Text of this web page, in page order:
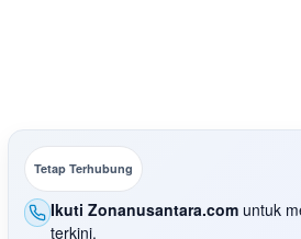
Tetap Terhubung
Ikuti Zonanusantara.com untuk
terkini.